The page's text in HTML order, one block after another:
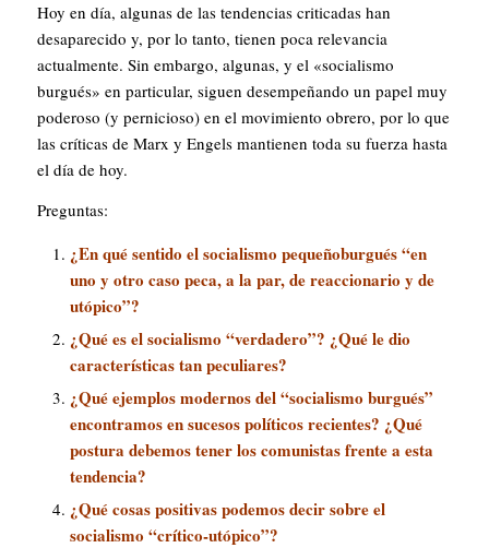
Hoy en día, algunas de las tendencias criticadas han
desaparecido y, por lo tanto, tienen poca relevancia
actualmente. Sin embargo, algunas, y el «socialismo
burgués» en particular, siguen desempeñando un papel muy
poderoso (y pernicioso) en el movimiento obrero, por lo que
las críticas de Marx y Engels mantienen toda su fuerza hasta
el día de hoy.
Preguntas:
¿En qué sentido el socialismo pequeñoburgués “en
uno y otro caso peca, a la par, de reaccionario y de
utópico”?
¿Qué es el socialismo “verdadero”? ¿Qué le dio
características tan peculiares?
¿Qué ejemplos modernos del “socialismo burgués”
encontramos en sucesos políticos recientes? ¿Qué
postura debemos tener los comunistas frente a esta
tendencia?
¿Qué cosas positivas podemos decir sobre el
socialismo “crítico-utópico”?